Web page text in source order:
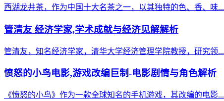
西湖龙井茶，作为中国十大名茶之一，以其独特的色、香、味...
管清友 经济学家,学术成就与经济见解解析
管清友，知名经济学家，清华大学经济管理学院教授，研究领...
愤怒的小鸟电影,游戏改编巨制-电影剧情与角色解析
《愤怒的小鸟》作为一款全球知名的手机游戏，其改编的电影...